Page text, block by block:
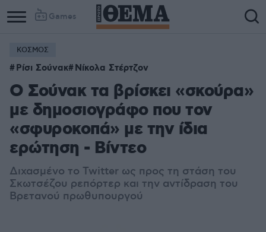
Games
ΚΟΣΜΟΣ
Ρίσι Σούνακ Νίκολα Στέρτζον
O Σούνακ τα βρίσκει «σκούρα»
με δημοσιογράφο που τον
«σφυροκοπά» με την ίδια
ερώτηση - Βίντεο
Διχασμένο το Twitter ως προς τη στάση του
Σκωτσέζου ρεπόρτερ και την αντίδραση του
Βρετανού πρωθυπουργού